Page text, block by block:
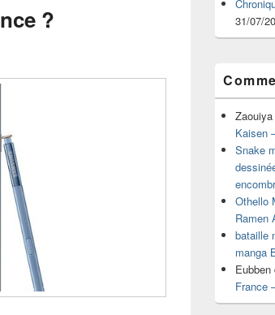
?
31/07/
Zaouiya
Kaisen
Snake
Othello
Ramen
bataille
manga
Eubben
France